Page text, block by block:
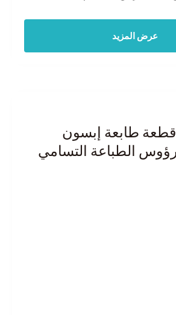
عرض المزيد
XF-1802 2 قطعة طابعة إبسون